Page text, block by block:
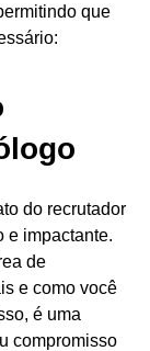
que
do recrutador
e impactante.
de
e como você
é uma
compromisso